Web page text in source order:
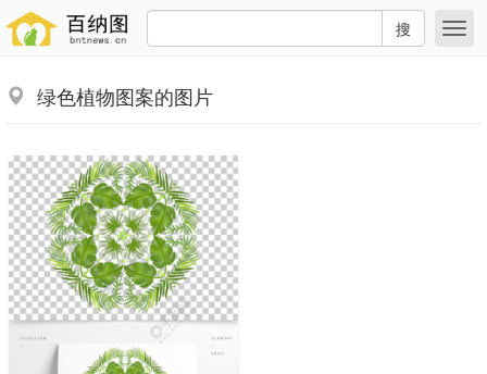
搜
绿色植物图案的图片